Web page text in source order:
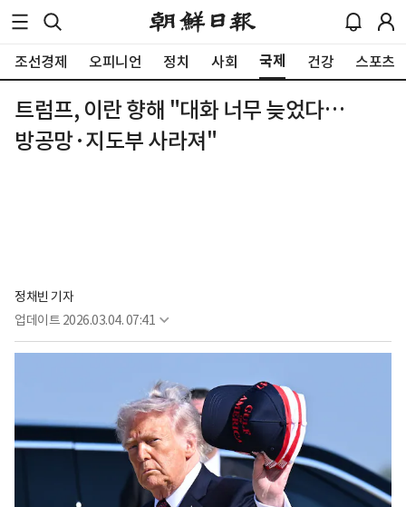
조선경제 오피니언 정치 사회 국제 건강 스포츠
트럼프, 이란 향해 "대화 너무 늦었다…
방공망·지도부 사라져"
정채빈 기자
업데이트 2026.03.04. 07:41